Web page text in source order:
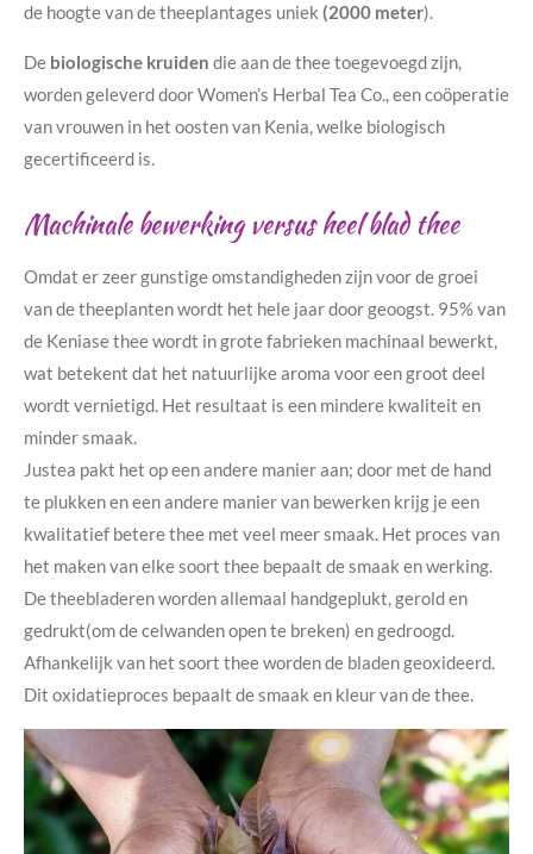
de hoogte van de theeplantages uniek (2000 meter).
De biologische kruiden die aan de thee toegevoegd zijn,
worden geleverd door Women’s Herbal Tea Co., een coöperatie
van vrouwen in het oosten van Kenia, welke biologisch
gecertificeerd is.
Machinale bewerking versus heel blad thee
Omdat er zeer gunstige omstandigheden zijn voor de groei
van de theeplanten wordt het hele jaar door geoogst. 95% van
de Keniase thee wordt in grote fabrieken machinaal bewerkt,
wat betekent dat het natuurlijke aroma voor een groot deel
wordt vernietigd. Het resultaat is een mindere kwaliteit en
minder smaak.
Justea pakt het op een andere manier aan; door met de hand
te plukken en een andere manier van bewerken krijg je een
kwalitatief betere thee met veel meer smaak. Het proces van
het maken van elke soort thee bepaalt de smaak en werking.
De theebladeren worden allemaal handgeplukt, gerold en
gedrukt(om de celwanden open te breken) en gedroogd.
Afhankelijk van het soort thee worden de bladen geoxideerd.
Dit oxidatieproces bepaalt de smaak en kleur van de thee.